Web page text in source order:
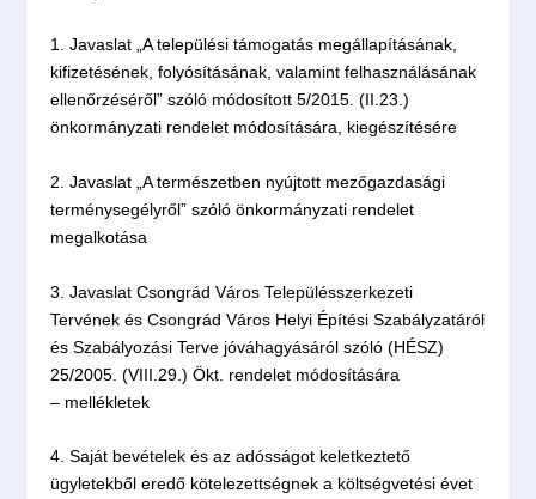
1. Javaslat „A települési támogatás megállapításának,
kifizetésének, folyósításának, valamint felhasználásának
ellenőrzéséről” szóló módosított 5/2015. (II.23.)
önkormányzati rendelet módosítására, kiegészítésére
2. Javaslat „A természetben nyújtott mezőgazdasági
terménysegélyről” szóló önkormányzati rendelet
megalkotása
3. Javaslat Csongrád Város Településszerkezeti
Tervének és Csongrád Város Helyi Építési Szabályzatáról
és Szabályozási Terve jóváhagyásáról szóló (HÉSZ)
25/2005. (VIII.29.) Ökt. rendelet módosítására
– mellékletek
4. Saját bevételek és az adósságot keletkeztető
ügyletekből eredő kötelezettségnek a költségvetési évet